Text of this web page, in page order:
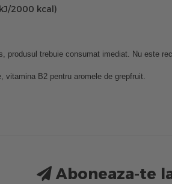
2000 kcal)
produsul trebuie consumat imediat. Nu este
B2 pentru aromele de grepfruit.
Aboneaza-te